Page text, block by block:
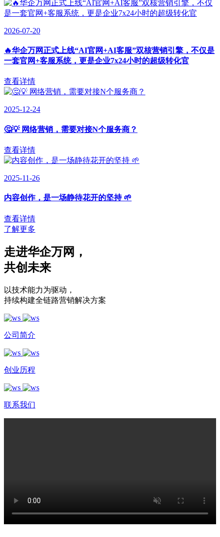
2026-07-20
🔥华企万网正式上线“AI官网+AI客服”双核营销引擎，不仅是
一套官网+客服系统，更是企业7x24小时的超级转化官
查看详情
2025-12-24
🤔💡 网络营销，需要对接N个服务商？
查看详情
2025-11-26
内容创作，是一场静待花开的坚持 🌱
查看详情
了解更多
走进华企万网 ，
共创未来
以技术能力为驱动 ，
持续构建全链路营销解决方案
公司简介
创业历程
联系我们